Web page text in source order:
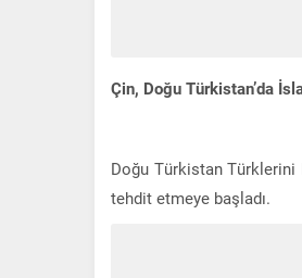
Çin, Doğu Türkistan’da
Doğu Türkistan Türklerini
tehdit etmeye başladı.